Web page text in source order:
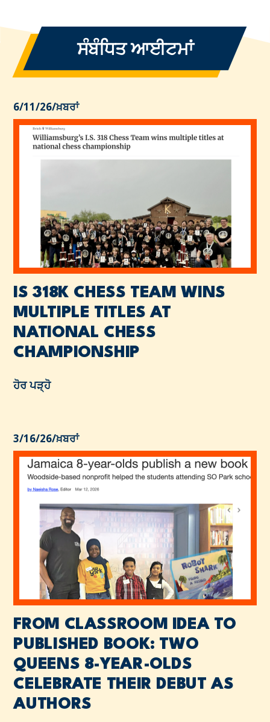
ਸੰਬੰਧਿਤ ਆਈਟਮਾਂ
6/11/26/ਖ਼ਬਰਾਂ
IS 318K CHESS TEAM WINS
MULTIPLE TITLES AT
NATIONAL CHESS
CHAMPIONSHIP
ਹੋਰ ਪੜ੍ਹੋ
3/16/26/ਖ਼ਬਰਾਂ
FROM CLASSROOM IDEA TO
PUBLISHED BOOK: TWO
QUEENS 8-YEAR-OLDS
CELEBRATE THEIR DEBUT AS
AUTHORS